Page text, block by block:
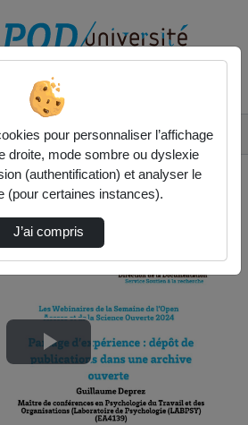
dépôt de publ…
Lire
la
pour personnaliser l’affichage
droite, mode sombre ou dyslexie
(authentification) et analyser le
(pour certaines instances).
J’ai compris